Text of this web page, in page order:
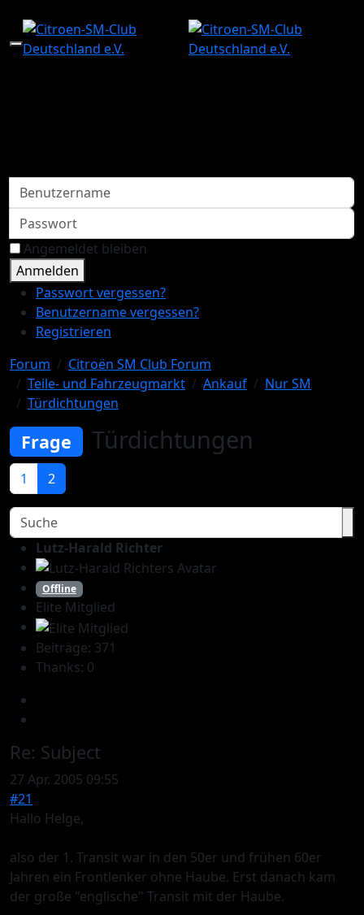
Mobile Menu Toggle
Benutzername
Passwort
Angemeldet bleiben
Anmelden
Passwort vergessen?
Benutzername vergessen?
Registrieren
Forum
Citroën SM Club Forum
Teile- und Fahrzeugmarkt
Ankauf
Nur SM
Türdichtungen
Frage Türdichtungen
1 2
Lutz-Harald Richter
Offline
Elite Mitglied
Beiträge: 371
Thanks: 0
Re: Subject
27 Apr. 2005 09:55
#21
Hallo Helge,
also der 1. Transit war in den 50er und frühen 60er
Jahren ein Frontlenker ohne Haube. Erst danach kam
der große "englische" Transit mit der Haube.